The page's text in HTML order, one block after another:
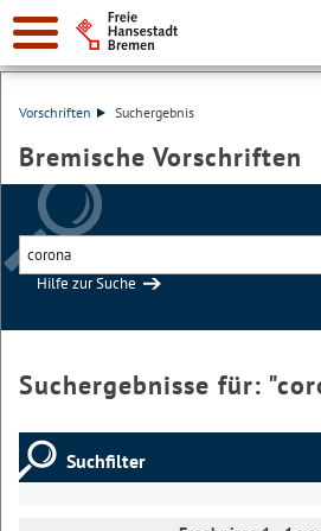
Vorschriften Suchergebnis
Bremische Vorschriften
Hilfe zur Suche
Suchergebnisse für: "
Suchfilter